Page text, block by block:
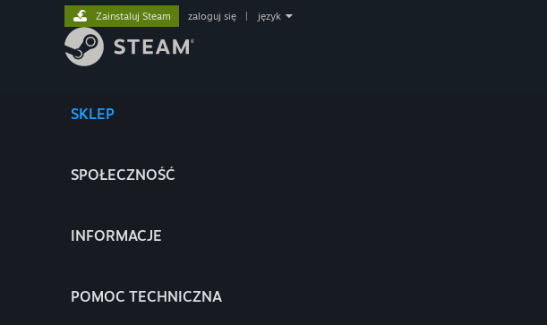
SKLEP
SPOŁECZNOŚĆ
INFORMACJE
POMOC TECHNICZNA
Zainstaluj Steam zaloguj się język